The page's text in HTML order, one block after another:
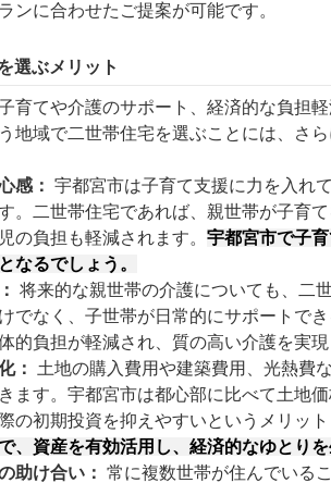
ンに合わせたご提案が可能です。
選ぶメリット
育てや介護のサポート、経済的な負担
地域で二世帯住宅を選ぶことには、さら
感： 宇都宮市は子育て支援に力を入れ
。二世帯住宅であれば、親世帯が子育
の負担も軽減されます。 宇都宮市で子
なるでしょう。
将来的な親世帯の介護についても、二
でなく、子世帯が日常的にサポートで
的負担が軽減され、質の高い介護を実現
：
土地の購入費用や建築費用、光熱費
ます。宇都宮市は都心部に比べて土地
の初期投資を抑えやすいというメリット
、資産を有効活用し、経済的なゆとりを
助け合い： 常に複数世帯が住んでいる